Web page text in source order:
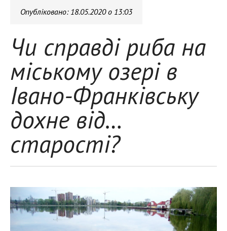
Опубліковано: 18.05.2020 о 13:03
Чи справді риба на
міському озері в
Івано-Франківську
дохне від…
старості?